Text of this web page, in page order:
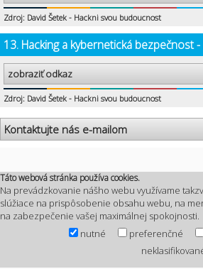
Táto webová stránka používa cookies.
Na prevádzkovanie nášho webu využívame
slúžiace na prispôsobenie obsahu webu, na
na zabezpečenie vašej maximálnej spokojnosti.
nutné
preferenčné
Zdroj: David Šetek - Hackni svou budoucnost
13. Hacking a kybernetická bezpečnost
zobraziť odkaz
Zdroj: David Šetek - Hackni svou budoucnost
Kontaktujte nás e-mailom